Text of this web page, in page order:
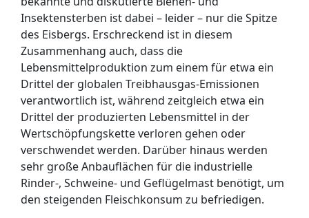
Insektensterben ist dabei – leider – nur die Spitze
des Eisbergs. Erschreckend ist in diesem
Zusammenhang auch, dass die
Lebensmittelproduktion zum einem für etwa ein
Drittel der globalen Treibhausgas-Emissionen
verantwortlich ist, während zeitgleich etwa ein
Drittel der produzierten Lebensmittel in der
Wertschöpfungskette verloren gehen oder
verschwendet werden. Darüber hinaus werden
sehr große Anbauflächen für die industrielle
Rinder-, Schweine- und Geflügelmast benötigt, um
den steigenden Fleischkonsum zu befriedigen.